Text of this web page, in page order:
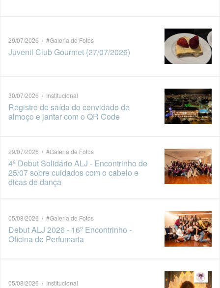
29/07/2026 / #Galeria de Fotos
Juvenil Club Gourmet (27/07/2026)
30/07/2026 / Institucional
Registro de saída do convidado de
almoço e jantar com o QR Code
29/07/2026 / #Galeria de Fotos
4º Debut Solidário ALJ - Encontrinho de
25/07 sobre cuidados com o cabelo e
dicas de dança
05/08/2026 / #Galeria de Fotos
Debut ALJ 2026 - 16º Encontrinho -
Oficina de Perfumaria
05/08/2026 / Institucional